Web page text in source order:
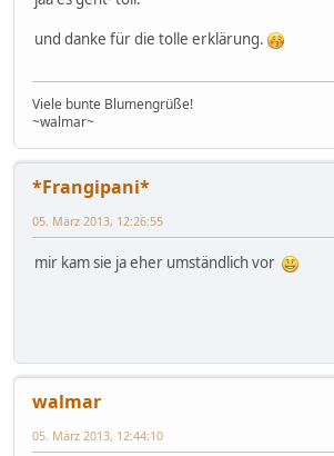
und danke für die tolle erklärung.
Viele bunte Blumengrüße!
~walmar~
*Frangipani*
05. März 2013, 12:26:55
mir kam sie ja eher umständlich vor
walmar
05. März 2013, 12:44:10